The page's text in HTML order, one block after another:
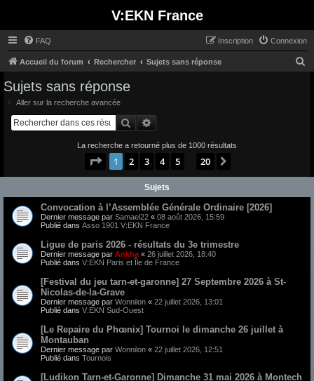
V:EKN France
FAQ Connexion
Inscription
Accueil du forum Rechercher Sujets sans réponse
h
e
Sujets sans réponse
Aller sur la recherche avancée
Rechercher
La recherche a retourné plus de 1000 résultats
Page 1sur20
1 2 3 4 5 20
Sujets
Convocation à l’Assemblée Générale Ordinaire [2026]
Dernier message par Samael22 « 08 août 2026, 15:59
Publié dans Asso 1901 V:EKN France
Ligue de paris 2026 - résultats du 3e trimestre
Dernier message par Ankha « 26 juillet 2026, 18:40
Publié dans V:EKN Paris et Île de France
[Festival du jeu tarn-et-garonne] 27 Septembre 2026 à St-
Nicolas-de-la-Grave
Dernier message par Wonnilon « 22 juillet 2026, 13:01
Publié dans V:EKN Sud-Ouest
[Le Repaire du Phœnix] Tournoi le dimanche 26 juillet à
Montauban
Dernier message par Wonnilon « 22 juillet 2026, 12:51
Publié dans Tournois
[Ludikon Tarn-et-Garonne] Dimanche 31 mai 2026 à Montech